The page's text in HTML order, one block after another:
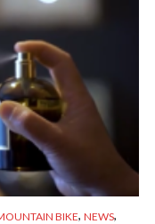
BIKE, NEWS,